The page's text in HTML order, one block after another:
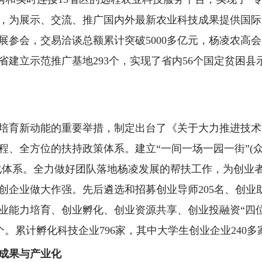
为展示、交流、推广国内外最新农业科技成果提供国
参会，交易洽谈总额累计突破5000多亿元，杨凌农高
建立示范推广基地293个，实现了省内56个国定贫困
育新动能的重要举措，制定出台了《关于大力推进技
、全方位的扶持政策体系。建立“一间一场一园一街”(
系。全力做好团队落地杨凌发展的帮扶工作，为创业
企业做大作强。先后遴选和招募创业导师205名、创
能力培育、创业孵化、创业资源共享、创业投融资“四
。累计孵化科技企业796家，其中大学生创业企业240
果与产业化